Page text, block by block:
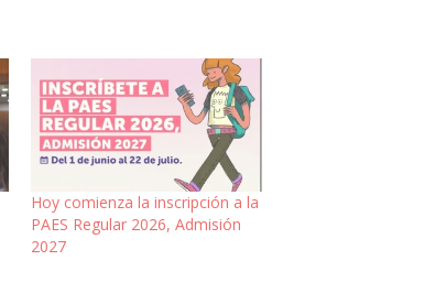
Hoy comienza la inscripción a la
PAES Regular 2026, Admisión
2027